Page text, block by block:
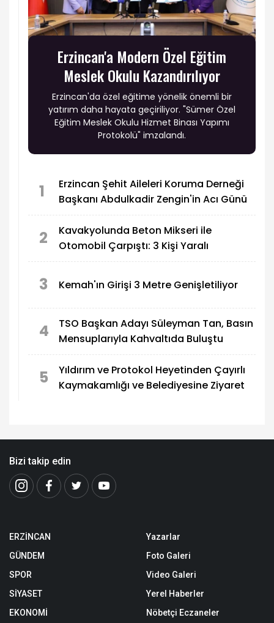
Erzincan'a Modern Özel Eğitim
Meslek Okulu Kazandırılıyor
Erzincan'da özel eğitime yönelik önemli bir
yatırım daha hayata geçiriliyor. "Sümer Özel
Eğitim Meslek Okulu Hizmet Binası Yapımı
Protokolü" imzalandı.
1
Erzincan Şehit Aileleri Koruma Derneği
Başkanı Abdulkadir Zengin'in Acı Günü
2
Kavakyolunda Beton Mikseri ile
Otomobil Çarpıştı: 3 Kişi Yaralı
3 Kemah'ın Girişi 3 Metre Genişletiliyor
4
TSO Başkan Adayı Süleyman Tan, Basın
Mensuplarıyla Kahvaltıda Buluştu
5
Yıldırım ve Protokol Heyetinden Çayırlı
Kaymakamlığı ve Belediyesine Ziyaret
Bizi takip edin
ERZİNCAN
GÜNDEM
SPOR
SİYASET
EKONOMİ
Yazarlar
Foto Galeri
Video Galeri
Yerel Haberler
Nöbetçi Eczaneler